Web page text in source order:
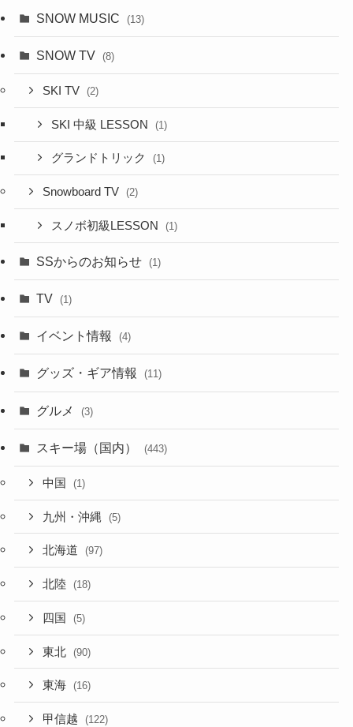
SNOW MUSIC (13)
SNOW TV (8)
SKI TV (2)
SKI 中級 LESSON (1)
グランドトリック (1)
Snowboard TV (2)
スノボ初級LESSON (1)
SSからのお知らせ (1)
TV (1)
イベント情報 (4)
グッズ・ギア情報 (11)
グルメ (3)
スキー場（国内） (443)
中国 (1)
九州・沖縄 (5)
北海道 (97)
北陸 (18)
四国 (5)
東北 (90)
東海 (16)
甲信越 (122)